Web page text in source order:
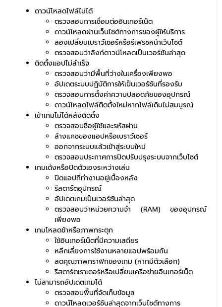
ดาวน์โหลดไฟล์ไม่ได้
ตรวจสอบการเชื่อมต่ออินเทอร์เน็ต
ดาวน์โหลดผ่านเว็บไซต์ทางการของผู้ให้บริการ
ลองเปลี่ยนเบราว์เซอร์หรือรีเฟรชหน้าเว็บไซต์
ตรวจสอบว่าลิงก์ดาวน์โหลดเป็นเวอร์ชันล่าสุด
ติดตั้งแอปไม่สำเร็จ
ตรวจสอบว่ามีพื้นที่ว่างในเครื่องเพียงพอ
อัปเดตระบบปฏิบัติการให้เป็นเวอร์ชันที่รองรับ
ตรวจสอบการตั้งค่าความปลอดภัยของอุปกรณ์
ดาวน์โหลดไฟล์ติดตั้งใหม่หากไฟล์เดิมไม่สมบูรณ์
เข้าเกมไม่ได้หลังติดตั้ง
ตรวจสอบชื่อผู้ใช้และรหัสผ่าน
ล้างแคชของแอปหรือเบราว์เซอร์
ออกจากระบบแล้วเข้าสู่ระบบใหม่
ตรวจสอบประกาศการปิดปรับปรุงระบบจากเว็บไซต์
เกมเด้งหรือปิดตัวเองระหว่างเล่น
ปิดแอปที่ทำงานอยู่เบื้องหลัง
รีสตาร์ตอุปกรณ์
อัปเดตเกมเป็นเวอร์ชันล่าสุด
ตรวจสอบว่าหน่วยความจำ (RAM) ของอุปกรณ์
เพียงพอ
เกมโหลดช้าหรือภาพกระตุก
ใช้อินเทอร์เน็ตที่มีความเสถียร
หลีกเลี่ยงการใช้งานหลายแอปพร้อมกัน
ลดคุณภาพกราฟิกของเกม (หากมีตัวเลือก)
รีสตาร์ตเราเตอร์หรือเปลี่ยนเครือข่ายอินเทอร์เน็ต
ไม่สามารถอัปเดตเกมได้
ตรวจสอบพื้นที่จัดเก็บข้อมูล
ดาวน์โหลดเวอร์ชันล่าสุดจากเว็บไซต์ทางการ